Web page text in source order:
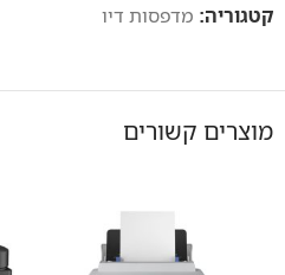
קטגוריה: מדפסות דיו
מוצרים קשורים